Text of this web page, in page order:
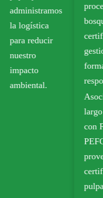
procedente de
certificados y
gestionados de
responsable.
Asociaciones a
largo plazo
con FSC®Y
PEFC™Los
proveedores
certificados de